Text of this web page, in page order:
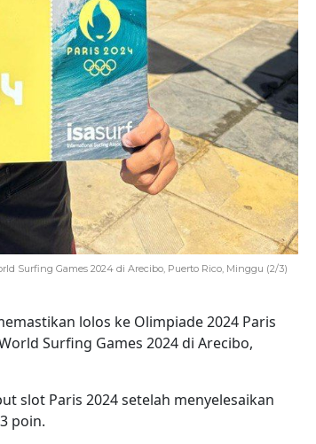
Surfing Games 2024 di Arecibo, Puerto Rico, Minggu (2/3)
lolos ke Olimpiade 2024 Paris
Surfing Games 2024 di Arecibo,
slot Paris 2024 setelah menyelesaikan
poin.